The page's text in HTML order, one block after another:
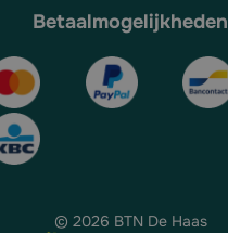
Betaalmogelijkheden
© 2026 BTN De Haas